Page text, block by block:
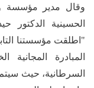
وقال مدير مؤسسة
الحسينية الدكتور
"اطلقت مؤسستنا
المبادرة المجانية
السرطانية، حيث